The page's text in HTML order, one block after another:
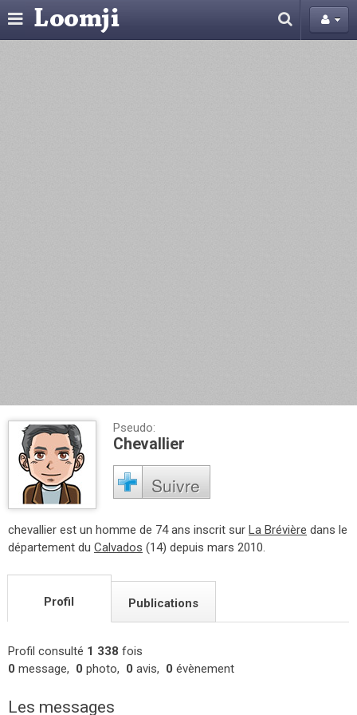
Pseudo:
Chevallier
Suivre
chevallier est un homme de 74 ans inscrit sur La Brévière dans le
département du Calvados (14) depuis mars 2010.
Profil Publications
Profil consulté 1 338 fois
0 message, 0 photo, 0 avis, 0 évènement
Les messages